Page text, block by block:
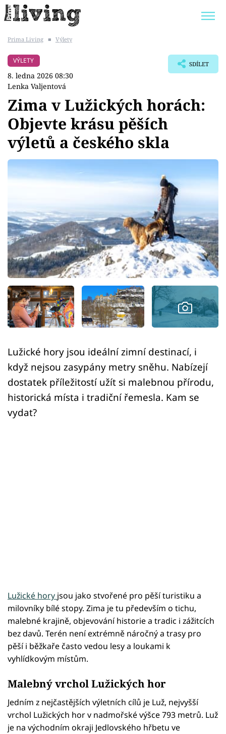
BYDLENÍ SLAVNÝCH
Témata
Bydlení
Zahrada
Sledujte prima+
Přihlášení
Sledujte nás
Prima Living ■ Výlety
VÝLETY
8. ledna 2026 08:30
Lenka Valjentová
SDÍLET
Zima v Lužických horách:
Objevte krásu pěších
výletů a českého skla
Lužické hory jsou ideální zimní destinací, i
když nejsou zasypány metry sněhu. Nabízejí
dostatek příležitostí užít si malebnou přírodu,
historická místa i tradiční řemesla. Kam se
vydat?
Lužické hory jsou jako stvořené pro pěší turistiku a
milovníky bílé stopy. Zima je tu především o tichu,
malebné krajině, objevování historie a tradic i zážitcích
bez davů. Terén není extrémně náročný a trasy pro
pěší i běžkaře často vedou lesy a loukami k
vyhlídkovým místům.
Malebný vrchol Lužických hor
Jedním z nejčastějších výletních cílů je Luž, nejvyšší
vrchol Lužických hor v nadmořské výšce 793 metrů. Luž
je na východním okraji Jedlovského hřbetu ve